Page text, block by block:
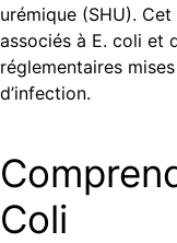
urémique (SHU).
associés à E. coli et
réglementaires
d’infection.
Coli